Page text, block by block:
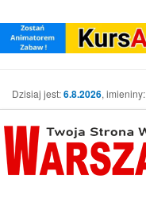
Dzisiaj jest:6.8.2026, imieniny: